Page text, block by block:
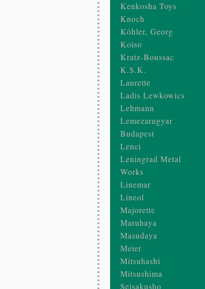
Kenkosha Toys
Knoch
Köhler, Georg
Koiso
Kratz-Boussac
K.S.K.
Laurette
Ladis Lewkowics
Lehmann
Lemezarugyar
Budapest
Lenci
Leningrad Metal
Works
Linemar
Lineol
Majorette
Maruhaya
Masudaya
Meier
Mitsuhashi
Mitsushima
Seisakusho